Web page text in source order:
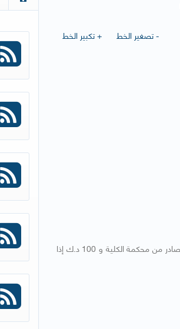
+ تكبير الخط
- تصغير الخط
يجب أن يودع الطاعن عند تقديم الطعن على سبيل الكفالة 50 د.ك إذا كان الحكم المطعون فيه صادر من محكمة الكلية و 100 د.ك إذا